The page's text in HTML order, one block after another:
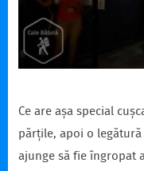
Ce are așa special
părțile, apoi o
ajunge să fie îngropat